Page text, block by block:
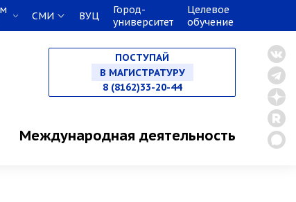
СМИ ВУЦ
Город-
университет
Целевое
обучение
ПОСТУПАЙ
НА БАКАЛАВРИАТ
НА СПЕЦИАЛИТЕТ
8 (8162)33-20-44
Международная деятельность